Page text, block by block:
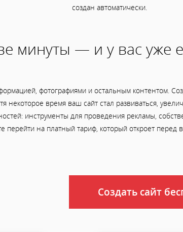
создан автоматически.
минуты — и у вас уже
фотографиями и остальным контентом.
некоторое время ваш сайт стал развиваться,
инструменты для проведения рекламы,
перейти на платный тариф, который откроет перед
Создать сайт